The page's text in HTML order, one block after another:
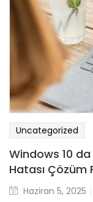
Uncategorized
Windows 10
Hatası Çözüm
Posted
Haziran 5, 2025